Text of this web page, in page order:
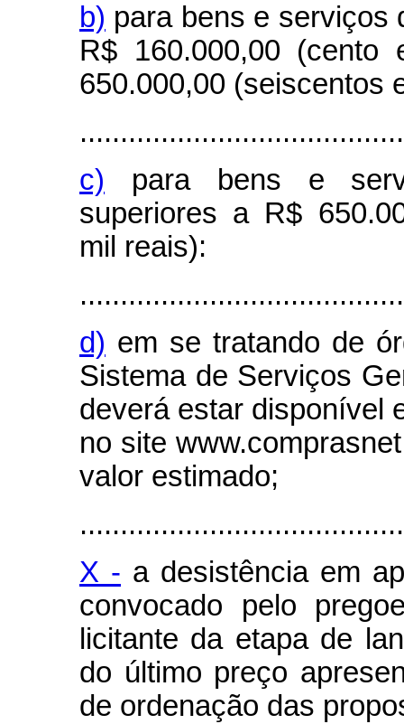
b) para bens e serviços
R$ 160.000,00
650.000,00 (seiscentos
c) para bens e
superiores a R$
mil reais):
d) em se tratando de
Sistema de Serviços
deverá estar disponível
no site
valor estimado;
X - a desistência em
convocado pelo
licitante da etapa de
do último preço
de ordenação das